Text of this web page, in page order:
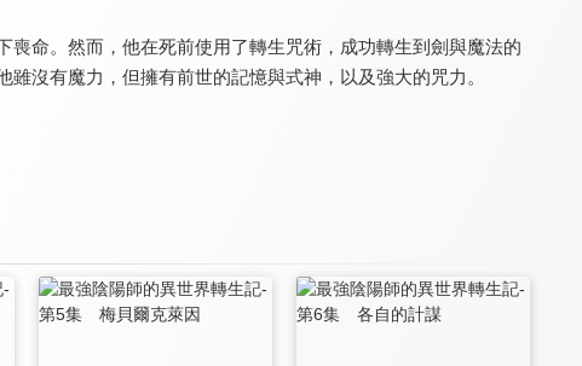
9.0
骸骨騎士大人異世界冒險中
全 12 集
8.7
無職轉生~到了異世界就拿出真本事~ 第三季
更新至第 6 集
8.5
轉生貴族憑鑑定技能扭轉人生 第二季
全 24 集
命。然而，他在死前使用了轉生咒術，成功轉生到劍與魔法的
沒有魔力，但擁有前世的記憶與式神，以及強大的咒力。